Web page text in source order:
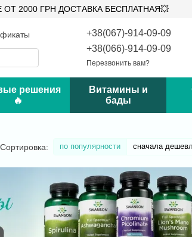
ОТ 2000 ГРН ДОСТАВКА БЕСПЛАТНАЯ💥
+38(067)-914-09-09
+38(066)-914-09-09
Перезвонить вам?
решения
🔥
Витамины и
бады
Сортировка: по популярности сначала